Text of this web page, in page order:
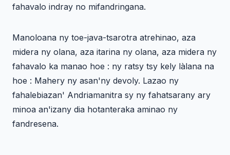
fahavalo indray no mifandringana.
Manoloana ny toe-java-tsarotra atrehinao, aza
midera ny olana, aza itarina ny olana, aza midera ny
fahavalo ka manao hoe : ny ratsy tsy kely làlana na
hoe : Mahery ny asan'ny devoly. Lazao ny
fahalebiazan' Andriamanitra sy ny fahatsarany ary
minoa an'izany dia hotanteraka aminao ny
fandresena.